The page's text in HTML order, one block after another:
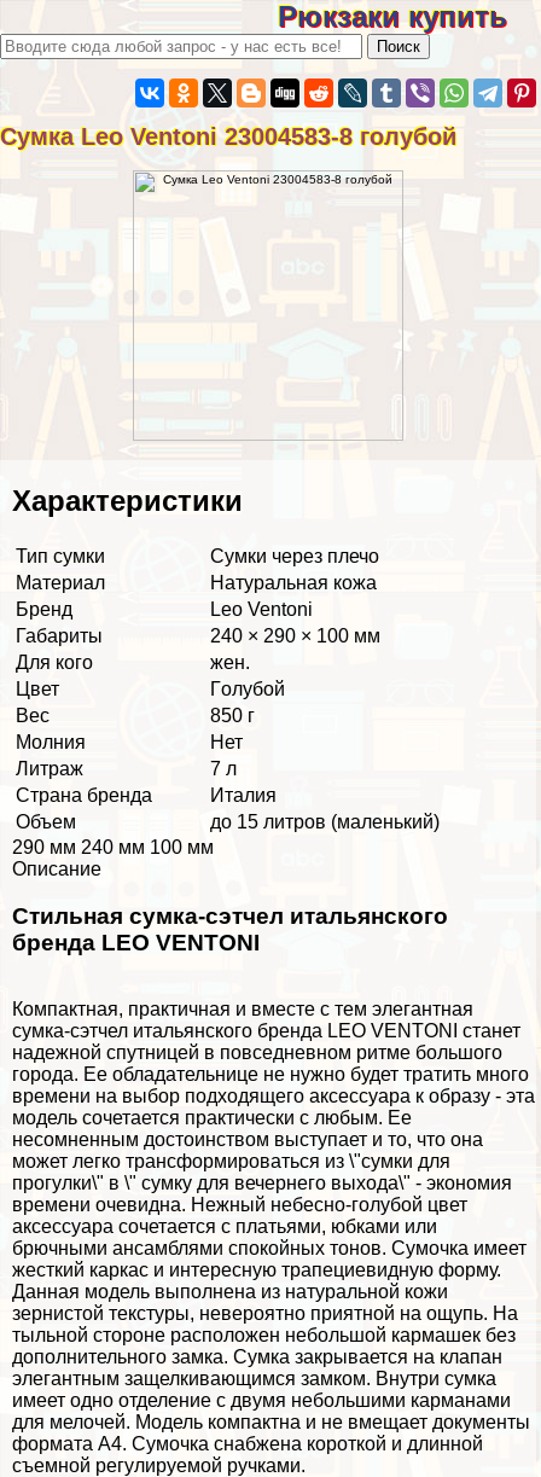
Рюкзаки купить
Сумка Leo Ventoni 23004583-8 гoлyбой
Хаpaктеристики
Тип сумки
Сумки через плечо
Материал
Натуральная кожа
Бренд
Leo Ventoni
Габариты
240 × 290 × 100 мм
Для кого
жен.
Цвет
Гoлyбой
Вес
850 г
Молния
Нет
Литраж
7 л
Страна бренда
Италия
Объем
до 15 литров (маленький)
290 мм 240 мм 100 мм
Описание
Стильная сумка-сэтчел итальянского
бренда LEO VENTONI
Компактная, пpaктичная и вместе с тем элегантная
сумка-сэтчел итальянского бренда LEO VENTONI станет
надежной спутницей в повседневном ритме большого
города. Ее обладательнице не нужно будет тратить много
времени на выбор подходящего аксессуара к образу - эта
модель сочетается пpaктически с любым. Ее
несомненным достоинством выступает и то, что она
может легко трaнcформироваться из \"сумки для
прогулки\" в \" сумку для вечернего выхода\" - экономия
времени очевидна. Нежный небесно-гoлyбой цвет
аксессуара сочетается с платьями, юбками или
брючными ансамблями спокойных тонов. Сумочка имеет
жесткий каркас и интересную трапециевидную форму.
Данная модель выполнена из натуральной кожи
зернистой текстуры, невероятно приятной на ощупь. На
тыльной стороне расположен небольшой кармашек без
дополнительного замка. Сумка закрывается на клапан
элегантным защелкивающимся замком. Внутри сумка
имеет одно отделение с двумя небольшими карманами
для мелочей. Модель компактна и не вмещает документы
формата А4. Сумочка снабжена короткой и длинной
съемной регулируемой ручками.